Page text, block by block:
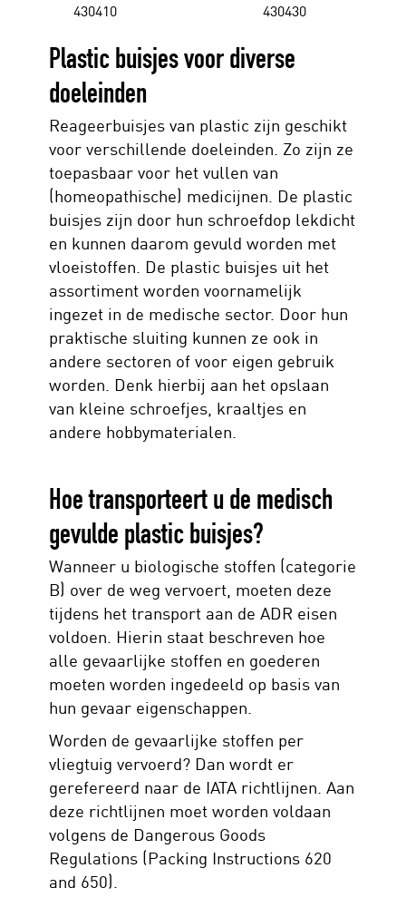
430410
430430
Plastic buisjes voor diverse
doeleinden
Reageerbuisjes van plastic zijn geschikt
voor verschillende doeleinden. Zo zijn ze
toepasbaar voor het vullen van
(homeopathische) medicijnen. De plastic
buisjes zijn door hun schroefdop lekdicht
en kunnen daarom gevuld worden met
vloeistoffen. De plastic buisjes uit het
assortiment worden voornamelijk
ingezet in de medische sector. Door hun
praktische sluiting kunnen ze ook in
andere sectoren of voor eigen gebruik
worden. Denk hierbij aan het opslaan
van kleine schroefjes, kraaltjes en
andere hobbymaterialen.
Hoe transporteert u de medisch
gevulde plastic buisjes?
Wanneer u biologische stoffen (categorie
B) over de weg vervoert, moeten deze
tijdens het transport aan de ADR eisen
voldoen. Hierin staat beschreven hoe
alle gevaarlijke stoffen en goederen
moeten worden ingedeeld op basis van
hun gevaar eigenschappen.
Worden de gevaarlijke stoffen per
vliegtuig vervoerd? Dan wordt er
gerefereerd naar de IATA richtlijnen. Aan
deze richtlijnen moet worden voldaan
volgens de Dangerous Goods
Regulations (Packing Instructions 620
and 650).